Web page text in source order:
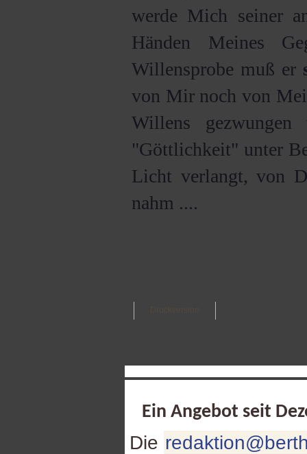
werde Mich seiner
Händen Meines
Willensprobe muß er
von Mir noch von
Willens
"Göttlichkeit" unter
Licht verlangt, von
nahm ....
Ein Angebot seit
Die